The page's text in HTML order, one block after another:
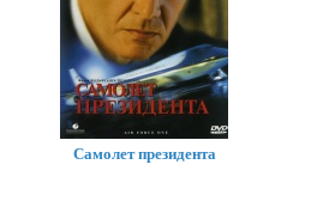
Самолет президента